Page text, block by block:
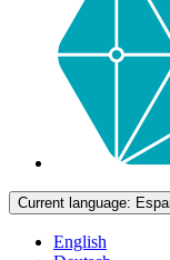
Current language:
English